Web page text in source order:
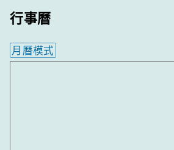
行事曆
月曆模式